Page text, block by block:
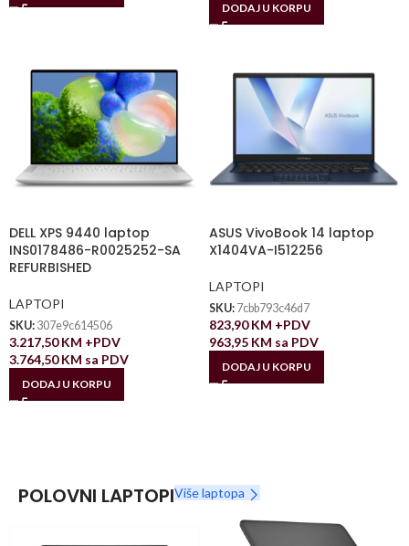
DODAJ U KORPU
DELL XPS 9440 laptop
INS0178486-R0025252-SA
REFURBISHED
LAPTOPI
SKU: 307e9c614506
3.217,50KM +PDV
3.764,50KM sa PDV
DODAJ U KORPU
ASUS VivoBook 14 laptop
X1404VA-I512256
LAPTOPI
SKU: 7cbb793c46d7
823,90KM +PDV
963,95 KM sa PDV
DODAJ U KORPU
POLOVNI LAPTOPIViše laptopa